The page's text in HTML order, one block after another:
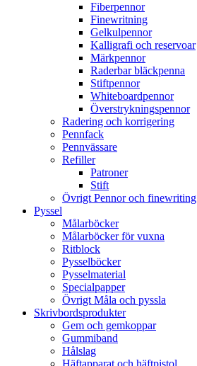
Fiberpennor
Finewritning
Gelkulpennor
Kalligrafi och reservoar
Märkpennor
Raderbar bläckpenna
Stiftpennor
Whiteboardpennor
Överstrykningspennor
Radering och korrigering
Pennfack
Pennvässare
Refiller
Patroner
Stift
Övrigt Pennor och finewriting
Pyssel
Målarböcker
Målarböcker för vuxna
Ritblock
Pysselböcker
Pysselmaterial
Specialpapper
Övrigt Måla och pyssla
Skrivbordsprodukter
Gem och gemkoppar
Gummiband
Hålslag
Häftapparat och häftpistol